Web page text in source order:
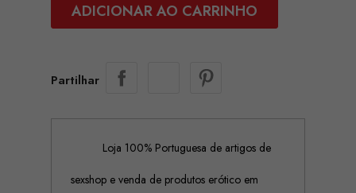
ADICIONAR AO CARRINHO
Partilhar
Loja 100% Portuguesa de artigos de
sexshop e venda de produtos erótico em